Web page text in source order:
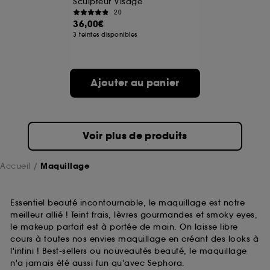
20
36,00€
3 teintes disponibles
Ajouter au panier
Voir plus de produits
Accueil Maquillage
Essentiel beauté incontournable, le maquillage est notre
meilleur allié ! Teint frais, lèvres gourmandes et smoky eyes,
le makeup parfait est à portée de main. On laisse libre
cours à toutes nos envies maquillage en créant des looks à
l'infini ! Best-sellers ou nouveautés beauté, le maquillage
n'a jamais été aussi fun qu'avec Sephora.
A l'exception des cookies techniques, le dépôt et la
lecture de ces traceurs requiert votre accord. Vous
choix" ci-dessous ou décider de "tout accepter".
Sephora pourra associer les informations de
navigation collectées par ces Cookies, pour les
sur "continuer sans accepter". Voous pouvez à tout
moment choisir de retirer votrte consentement. Si vous
souhaitez obtenir plus d'information sur les cookies